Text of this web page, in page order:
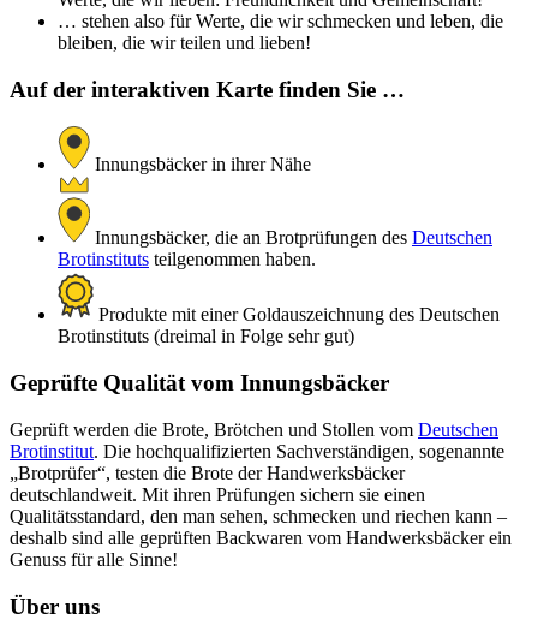
… stehen also für Werte, die wir schmecken und leben, die
bleiben, die wir teilen und lieben!
Auf der interaktiven Karte finden Sie …
Innungsbäcker in ihrer Nähe
Innungsbäcker, die an Brotprüfungen des Deutschen
Brotinstituts teilgenommen haben.
Produkte mit einer Goldauszeichnung des Deutschen
Brotinstituts (dreimal in Folge sehr gut)
Geprüfte Qualität vom Innungsbäcker
Geprüft werden die Brote, Brötchen und Stollen vom Deutschen
Brotinstitut. Die hochqualifizierten Sachverständigen, sogenannte
„Brotprüfer“, testen die Brote der Handwerksbäcker
deutschlandweit. Mit ihren Prüfungen sichern sie einen
Qualitätsstandard, den man sehen, schmecken und riechen kann –
deshalb sind alle geprüften Backwaren vom Handwerksbäcker ein
Genuss für alle Sinne!
Über uns